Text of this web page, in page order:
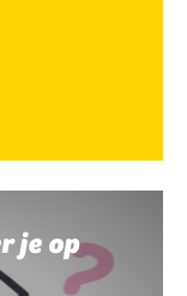
je op